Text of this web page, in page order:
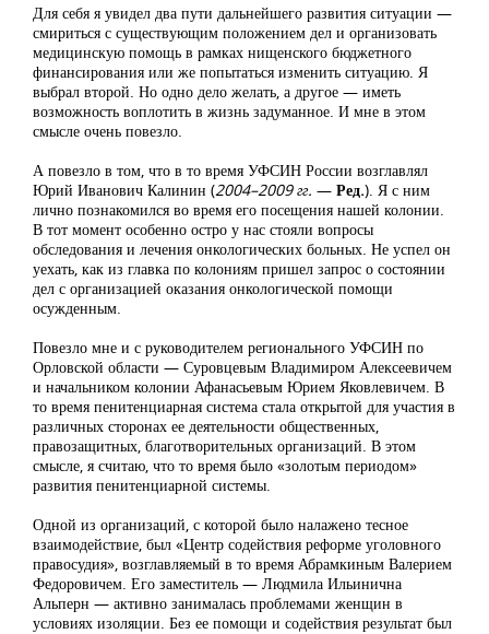
Для себя я увидел два пути дальнейшего развития ситуации —
смириться с существующим положением дел и организовать
медицинскую помощь в рамках нищенского бюджетного
финансирования или же попытаться изменить ситуацию. Я
выбрал второй. Но одно дело желать, а другое — иметь
возможность воплотить в жизнь задуманное. И мне в этом
смысле очень повезло.
А повезло в том, что в то время УФСИН России возглавлял
Юрий Иванович Калинин (2004–2009 гг. — Ред.). Я с ним
лично познакомился во время его посещения нашей колонии.
В тот момент особенно остро у нас стояли вопросы
обследования и лечения онкологических больных. Не успел он
уехать, как из главка по колониям пришел запрос о состоянии
дел с организацией оказания онкологической помощи
осужденным.
Повезло мне и с руководителем регионального УФСИН по
Орловской области — Суровцевым Владимиром Алексеевичем
и начальником колонии Афанасьевым Юрием Яковлевичем. В
то время пенитенциарная система стала открытой для участия в
различных сторонах ее деятельности общественных,
правозащитных, благотворительных организаций. В этом
смысле, я считаю, что то время было «золотым периодом»
развития пенитенциарной системы.
Одной из организаций, с которой было налажено тесное
взаимодействие, был «Центр содействия реформе уголовного
правосудия», возглавляемый в то время Абрамкиным Валерием
Федоровичем. Его заместитель — Людмила Ильинична
Альперн — активно занималась проблемами женщин в
условиях изоляции. Без ее помощи и содействия результат был